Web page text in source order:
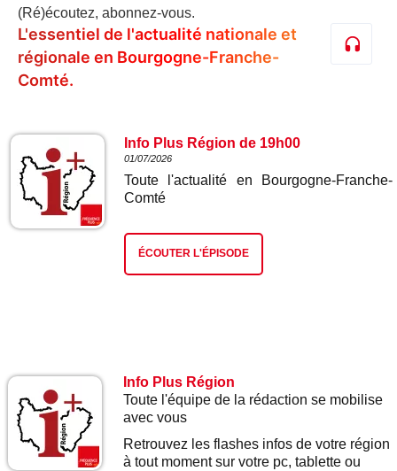
(Ré)écoutez, abonnez-vous.
L'essentiel de l'actualité nationale et
régionale en Bourgogne-Franche-
Comté.
Info Plus Région de 19h00
01/07/2026
Toute l'actualité en Bourgogne-Franche-
Comté
ÉCOUTER L'ÉPISODE
Info Plus Région
Toute l'équipe de la rédaction se mobilise
avec vous
Retrouvez les flashes infos de votre région
à tout moment sur votre pc, tablette ou